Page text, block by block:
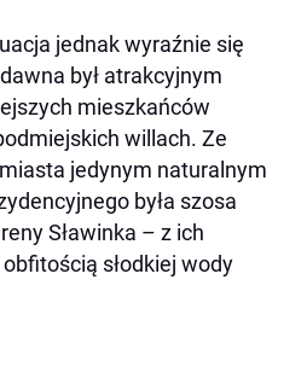
jednak wyraźnie się
był atrakcyjnym
mieszkańców
willach. Ze
jedynym naturalnym
była szosa
Sławinka – z ich
słodkiej wody